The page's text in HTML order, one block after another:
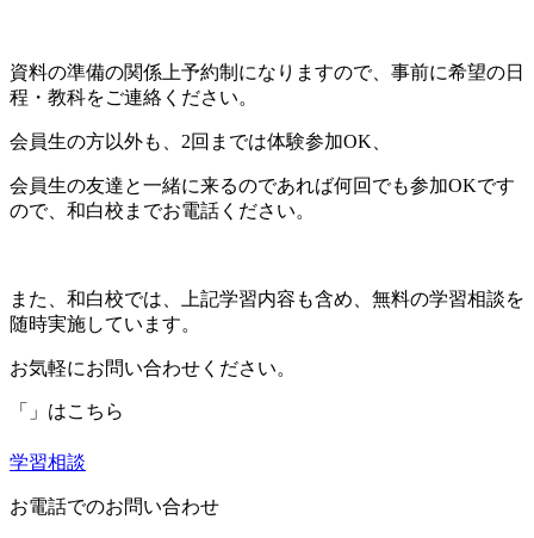
資料の準備の関係上予約制になりますので、事前に希望の日
程・教科をご連絡ください。
会員生の方以外も、 2回までは体験参加OK
会員生の友達と一緒に来るのであれば何回でも参加OKです
ので、和白校までお電話ください。
また、和白校では、上記学習内容も含め、無料の学習相談を
随時実施しています。
お気軽にお問い合わせください。
「」はこちら
学習相談
お電話でのお問い合わせ